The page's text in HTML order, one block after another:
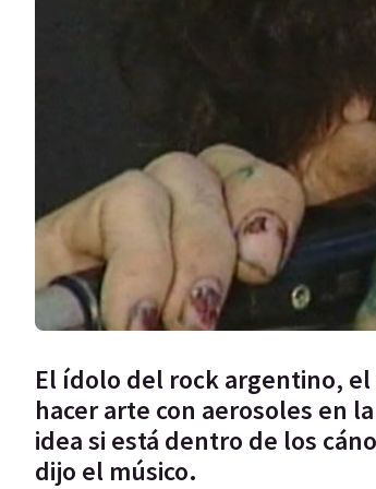
El ídolo del rock argentino, el
hacer arte con aerosoles en
idea si está dentro de los
dijo el músico.